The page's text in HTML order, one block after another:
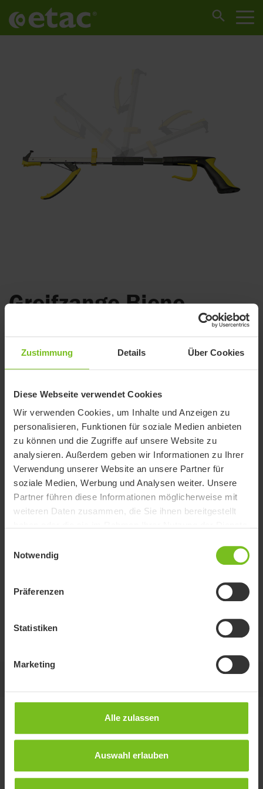
Zustimmung Details Über Cookies
Diese Webseite verwendet Cookies
Wir verwenden Cookies, um Inhalte und Anzeigen zu
personalisieren, Funktionen für soziale Medien anbieten
zu können und die Zugriffe auf unsere Website zu
analysieren. Außerdem geben wir Informationen zu Ihrer
Verwendung unserer Website an unsere Partner für
soziale Medien, Werbung und Analysen weiter. Unsere
Partner führen diese Informationen möglicherweise mit
weiteren Daten zusammen, die Sie ihnen bereitgestellt
Notwendig
Präferenzen
Statistiken
Marketing
Alle zulassen
Auswahl erlauben
Greifzange Biene,
Ideal für unterwegs
Die faltbare Greifzange Biene ermöglicht es Ihnen, schnell
schlecht zugänglichen Bereichen, Gegenstände zu erreichen
bzw. hervorzuholen. Durch einen Haken an der Greifklaue
sowie einem Haken am Betätigungshebel kann sie Ihnen
beim Ankleiden helfen.
Benutzervorteile
Vielseitig einsetzbar
Leicht im Gewicht
Greifklaue/Handgriff antirutschbeschichtet
Einfache Bedienung
Faltbar
Reinigungshinweise/CE-Kennzeichnung
der